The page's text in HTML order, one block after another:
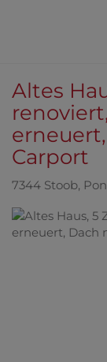
Altes
Carport
7344 Stoob,